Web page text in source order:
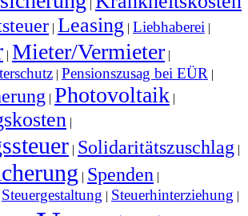
|
| Leasing | Liebhaberei |
| Mieter/Vermieter |
| Pensionszusag bei EÜR |
| Photovoltaik |
|
| Solidaritätszuschlag |
| Spenden |
Steuergestaltung | Steuerhinterziehung |